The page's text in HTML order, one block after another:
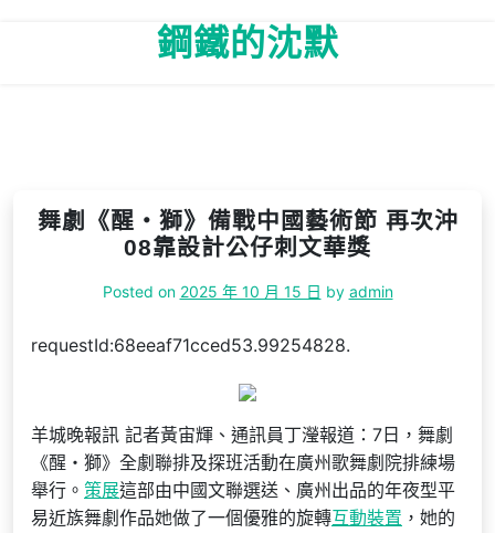
鋼鐵的沈默
舞劇《醒・獅》備戰中國藝術節 再次沖
08靠設計公仔刺文華獎
Posted on 2025 年 10 月 15 日 by admin
requestId:68eeaf71cced53.99254828.
羊城晚報訊 記者黃宙輝、通訊員丁瀅報道：7日，舞劇
《醒・獅》全劇聯排及探班活動在廣州歌舞劇院排練場
舉行。 策展這部由中國文聯選送、廣州出品的年夜型平
易近族舞劇作品她做了一個優雅的旋轉互動裝置 ，她的